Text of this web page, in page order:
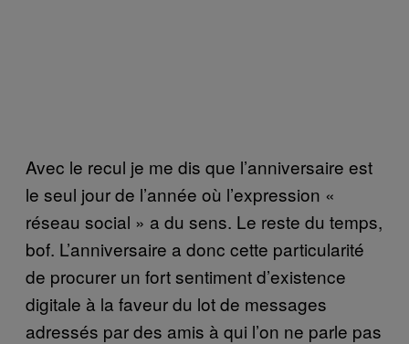
Avec le recul je me dis que l’anniversaire est
le seul jour de l’année où l’expression «
réseau social » a du sens. Le reste du temps,
bof. L’anniversaire a donc cette particularité
de procurer un fort sentiment d’existence
digitale à la faveur du lot de messages
adressés par des amis à qui l’on ne parle pas